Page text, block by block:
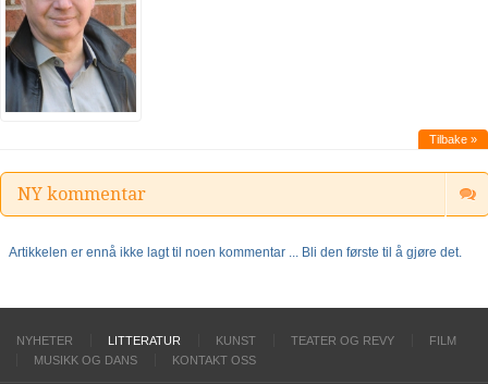
Tilbake »
NY kommentar
Artikkelen er ennå ikke lagt til noen kommentar ... Bli den første til å gjøre det.
NYHETER LITTERATUR KUNST TEATER OG REVY
FILM
MUSIKK OG DANS
KONTAKT OSS